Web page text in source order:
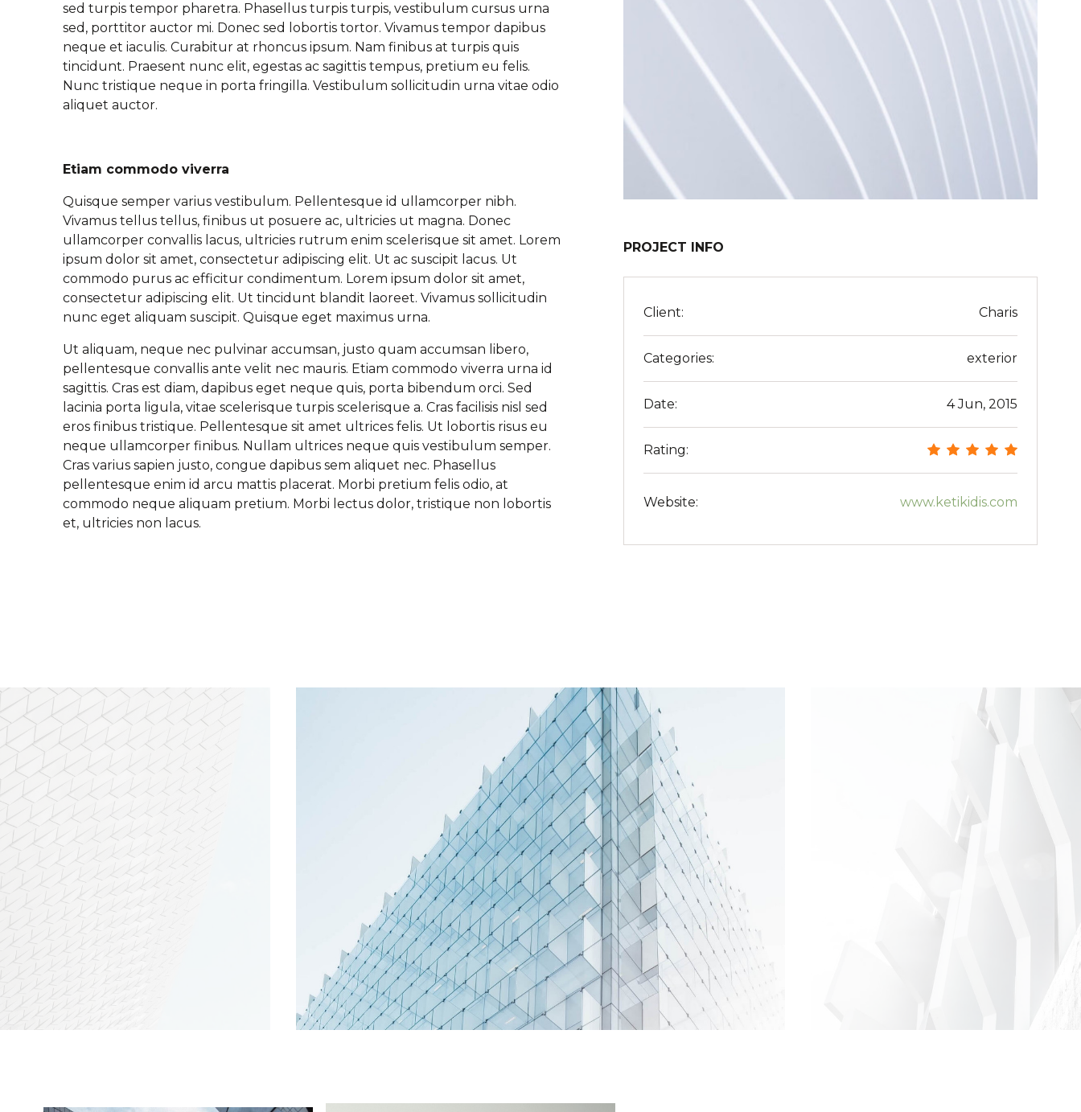
sed turpis tempor pharetra. Phasellus turpis turpis, vestibulum cursus urna
sed, porttitor auctor mi. Donec sed lobortis tortor. Vivamus tempor dapibus
neque et iaculis. Curabitur at rhoncus ipsum. Nam finibus at turpis quis
tincidunt. Praesent nunc elit, egestas ac sagittis tempus, pretium eu felis.
Nunc tristique neque in porta fringilla. Vestibulum sollicitudin urna vitae odio
aliquet auctor.
Etiam commodo viverra
Quisque semper varius vestibulum. Pellentesque id ullamcorper nibh.
Vivamus tellus tellus, finibus ut posuere ac, ultricies ut magna. Donec
ullamcorper convallis lacus, ultricies rutrum enim scelerisque sit amet. Lorem
ipsum dolor sit amet, consectetur adipiscing elit. Ut ac suscipit lacus. Ut
commodo purus ac efficitur condimentum. Lorem ipsum dolor sit amet,
consectetur adipiscing elit. Ut tincidunt blandit laoreet. Vivamus sollicitudin
nunc eget aliquam suscipit. Quisque eget maximus urna.
Ut aliquam, neque nec pulvinar accumsan, justo quam accumsan libero,
pellentesque convallis ante velit nec mauris. Etiam commodo viverra urna id
sagittis. Cras est diam, dapibus eget neque quis, porta bibendum orci. Sed
lacinia porta ligula, vitae scelerisque turpis scelerisque a. Cras facilisis nisl sed
eros finibus tristique. Pellentesque sit amet ultrices felis. Ut lobortis risus eu
neque ullamcorper finibus. Nullam ultrices neque quis vestibulum semper.
Cras varius sapien justo, congue dapibus sem aliquet nec. Phasellus
pellentesque enim id arcu mattis placerat. Morbi pretium felis odio, at
commodo neque aliquam pretium. Morbi lectus dolor, tristique non lobortis
et, ultricies non lacus.
PROJECT INFO
Client: Charis
Categories: exterior
Date: 4 Jun, 2015
Rating:
Website: www.ketikidis.com